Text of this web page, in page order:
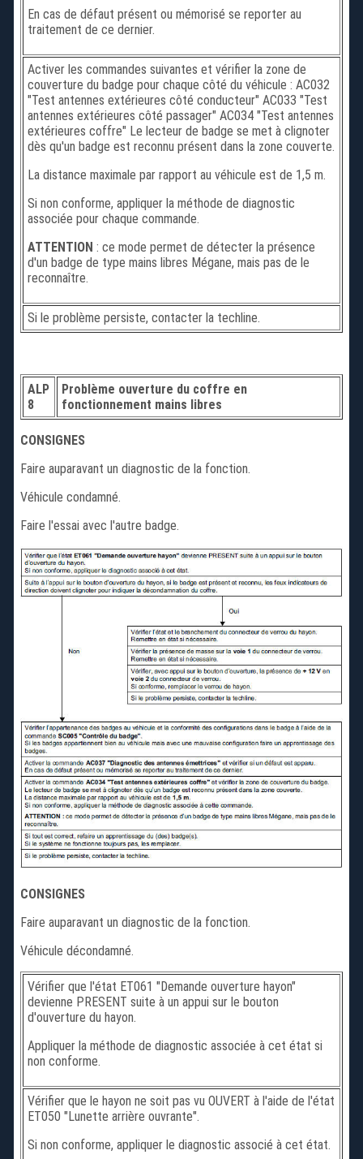
En cas de défaut présent ou mémorisé se reporter au
traitement de ce dernier.
Activer les commandes suivantes et vérifier la zone de
couverture du badge pour chaque côté du véhicule : AC032
"Test antennes extérieures côté conducteur" AC033 "Test
antennes extérieures côté passager" AC034 "Test antennes
extérieures coffre" Le lecteur de badge se met à clignoter
dès qu'un badge est reconnu présent dans la zone couverte.
La distance maximale par rapport au véhicule est de 1,5 m.
Si non conforme, appliquer la méthode de diagnostic
associée pour chaque commande.
ATTENTION : ce mode permet de détecter la présence
d'un badge de type mains libres Mégane, mais pas de le
reconnaître.
Si le problème persiste, contacter la techline.
ALP
8
Problème ouverture du coffre en
fonctionnement mains libres
CONSIGNES
Faire auparavant un diagnostic de la fonction.
Véhicule condamné.
Faire l'essai avec l'autre badge.
CONSIGNES
Faire auparavant un diagnostic de la fonction.
Véhicule décondamné.
Vérifier que l'état ET061 "Demande ouverture hayon"
devienne PRESENT suite à un appui sur le bouton
d'ouverture du hayon.
Appliquer la méthode de diagnostic associée à cet état si
non conforme.
Vérifier que le hayon ne soit pas vu OUVERT à l'aide de l'état
ET050 "Lunette arrière ouvrante".
Si non conforme, appliquer le diagnostic associé à cet état.